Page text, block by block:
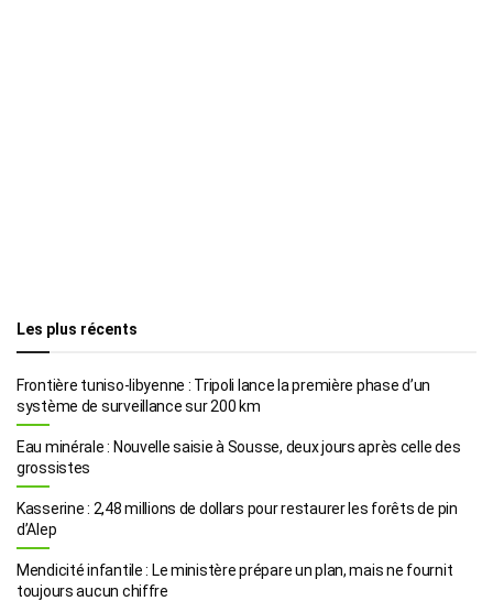
Les plus récents
Frontière tuniso-libyenne : Tripoli lance la première phase d’un
système de surveillance sur 200 km
Eau minérale : Nouvelle saisie à Sousse, deux jours après celle des
grossistes
Kasserine : 2,48 millions de dollars pour restaurer les forêts de pin
d’Alep
Mendicité infantile : Le ministère prépare un plan, mais ne fournit
toujours aucun chiffre